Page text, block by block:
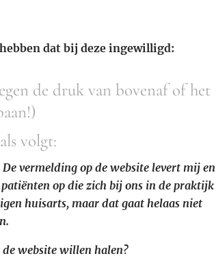
dat bij deze ingewilligd:
de druk van bovenaf of het
volgt:
vermelding op de website levert mij en
op die zich bij ons in de praktijk
huisarts, maar dat gaat helaas niet
website willen halen?